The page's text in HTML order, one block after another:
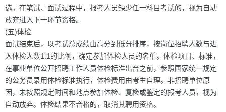
选。在笔试、面试过程中，报考人员缺少任一科目考试的，视为自动
放弃进入下一环节资格。
(五)体检
面试结束后，以考试总成绩由高分到低分排序，按岗位招聘人数与进
入体检人数1:1的比例，确定参加体检人员的名单。体检项目、标准，
在事业单位公开招聘工作人员体检标准出台之前，参照国家统一规定
的公务员录用体检标准执行，体检费用由考生自理。非招聘单位原
因，未按照规定时间和地点参加体检、复检或鉴定的报考人员，视为
自动放弃。体检结果不合格的，取消其聘用资格。